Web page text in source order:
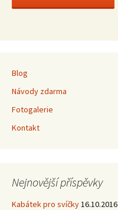
Blog
Návody zdarma
Fotogalerie
Kontakt
Nejnovější příspěvky
Kabátek pro svíčky16.10.2016